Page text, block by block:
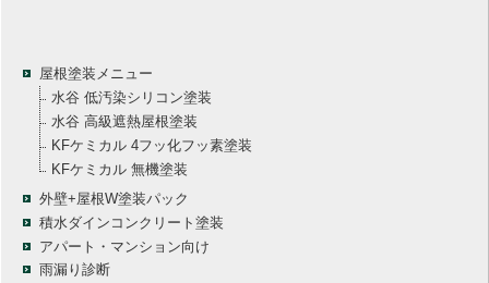
屋根塗装メニュー
水谷 低汚染シリコン塗装
水谷 高級遮熱屋根塗装
KFケミカル 4フッ化フッ素塗装
KFケミカル 無機塗装
外壁+屋根W塗装パック
積水ダインコンクリート塗装
アパート・マンション向け
雨漏り診断